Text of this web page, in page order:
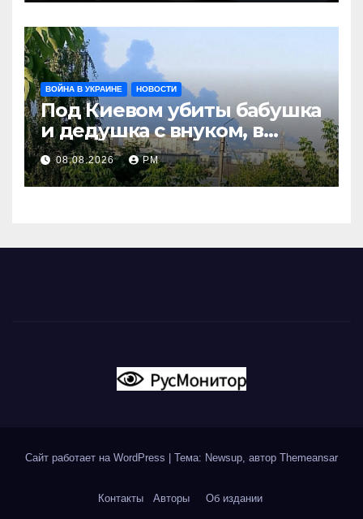
ВОЙНА В УКРАИНЕ НОВОСТИ
Под Киевом убиты бабушка
и дедушка с внуком, в
Поволжье и на Кубани
вновь горят НПЗ
08.08.2026 РМ
Сайт работает на WordPress Тема: Newsup, автор Themeansar
Контакты Авторы Об издании